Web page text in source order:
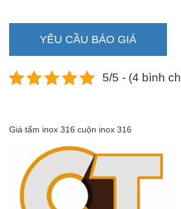
YÊU CẦU BÁO GIÁ
5/5 - (4 bình
Giá tấm inox 316 cuộn inox 316